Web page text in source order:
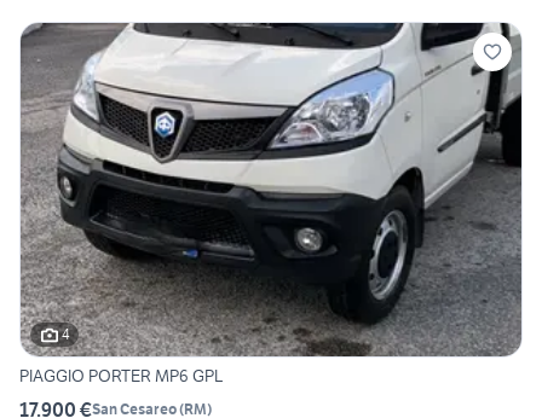
4
PIAGGIO PORTER MP6 GPL
17.900 €San Cesareo(RM)